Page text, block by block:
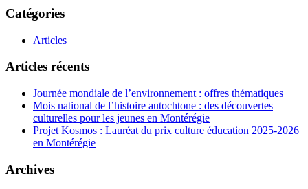
Catégories
Articles
Articles récents
Journée mondiale de l’environnement : offres thématiques
Mois national de l’histoire autochtone : des découvertes
culturelles pour les jeunes en Montérégie
Projet Kosmos : Lauréat du prix culture éducation 2025-2026
en Montérégie
Archives